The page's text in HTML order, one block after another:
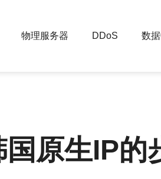
物理服务器 DDoS 数
原生IP的